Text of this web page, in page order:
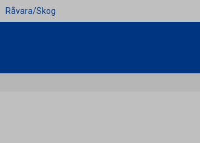
Råvara/Skog